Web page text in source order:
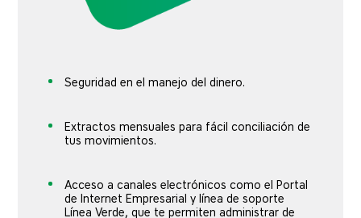
Seguridad en el manejo del dinero.
Extractos mensuales para fácil conciliación de
tus movimientos.
Acceso a canales electrónicos como el Portal
de Internet Empresarial y línea de soporte
Línea Verde, que te permiten administrar de